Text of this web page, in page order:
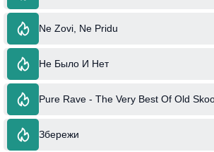
Ne Zovi, Ne Pridu
Не Было И Нет
Pure Rave - The Very Best Of Old
Збережи